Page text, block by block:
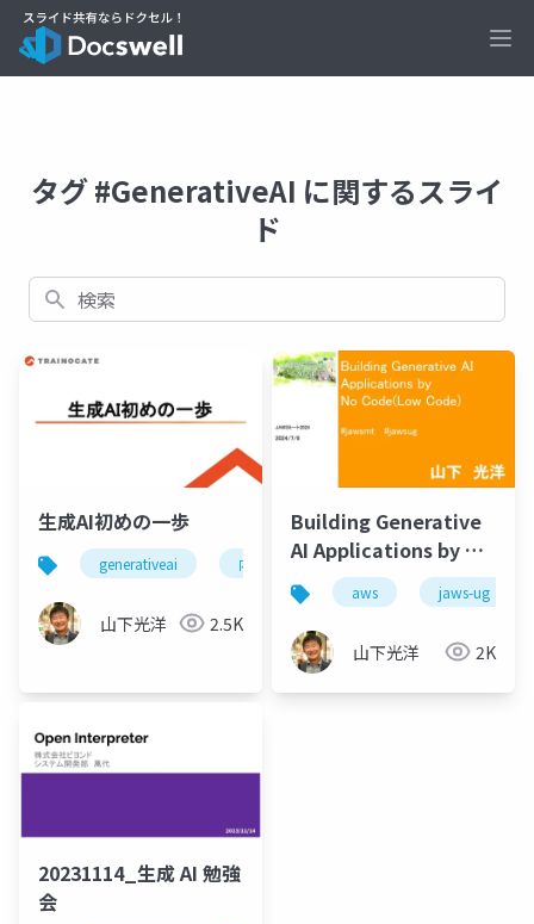
タグ #GenerativeAI に関するスライ
ド
検索
生成AI初めの一歩
generativeai 内製開発
山下光洋 2.5K
Building Generative
AI Applications by No
Code(Low Code)
aws jaws-ug
山下光洋 2K
20231114_生成 AI 勉強
会